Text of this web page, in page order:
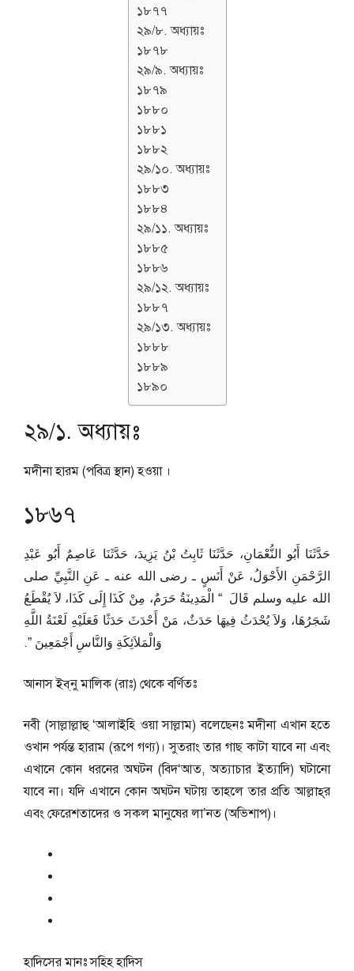
১৮৭৭
২৯/৮. অধ্যায়ঃ
১৮৭৮
২৯/৯. অধ্যায়ঃ
১৮৭৯
১৮৮০
১৮৮১
১৮৮২
২৯/১০. অধ্যায়ঃ
১৮৮৩
১৮৮৪
২৯/১১. অধ্যায়ঃ
১৮৮৫
১৮৮৬
২৯/১২. অধ্যায়ঃ
১৮৮৭
২৯/১৩. অধ্যায়ঃ
১৮৮৮
১৮৮৯
১৮৯০
২৯/১. অধ্যায়ঃ
মদীনা হারম (পবিত্র স্থান) হওয়া ।
১৮৬৭
حَدَّثَنَا أَبُو النُّعْمَانِ، حَدَّثَنَا ثَابِتُ بْنُ يَزِيدَ، حَدَّثَنَا عَاصِمٌ أَبُو عَبْدِ
الرَّحْمَنِ الأَحْوَلُ، عَنْ أَنَسٍ ـ رضى الله عنه ـ عَنِ النَّبِيِّ صلى
الله عليه وسلم قَالَ ‏ “‏ الْمَدِينَةُ حَرَمٌ، مِنْ كَذَا إِلَى كَذَا، لاَ يُقْطَعُ
شَجَرُهَا، وَلاَ يُحْدَثُ فِيهَا حَدَثٌ، مَنْ أَحْدَثَ حَدَثًا فَعَلَيْهِ لَعْنَةُ اللَّهِ
وَالْمَلاَئِكَةِ وَالنَّاسِ أَجْمَعِينَ ‏”‏‏.‏
আনাস ইব্‌নু মালিক (রাঃ) থেকে বর্ণিতঃ
নবী (সাল্লাল্লাহু ‘আলাইহি ওয়া সাল্লাম) বলেছেনঃ মদীনা এখান হতে
ওখান পর্যন্ত হারাম (রূপে গণ্য)। সুতরাং তার গাছ কাটা যাবে না এবং
এখানে কোন ধরনের অঘটন (বিদ‘আত, অত্যাচার ইত্যাদি) ঘটানো
যাবে না। যদি এখানে কোন অঘটন ঘটায় তাহলে তার প্রতি আল্লাহ্‌র
এবং ফেরেশতাদের ও সকল মানুষের লা’নত (অভিশাপ)।
হাদিসের মানঃসহিহ হাদিস